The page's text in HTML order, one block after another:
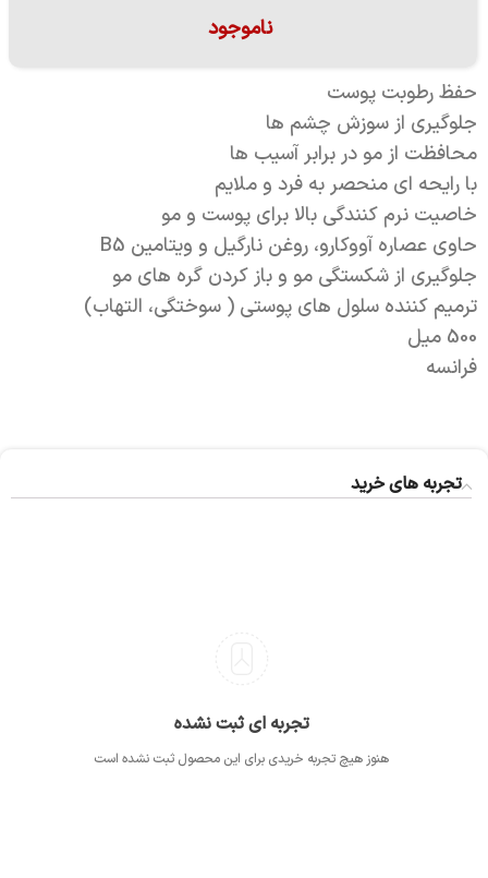
ناموجود
حفظ رطوبت پوست
جلوگیری از سوزش چشم ها
محافظت از مو در برابر آسیب ها
با رایحه ای منحصر به فرد و ملایم
خاصیت نرم کنندگی بالا برای پوست و مو
حاوی عصاره آووکارو، روغن نارگیل و ویتامین B5
جلوگیری از شکستگی مو و باز کردن گره های مو
ترمیم کننده سلول های پوستی ( سوختگی، التهاب)
500 میل
فرانسه
تجربه های خرید
تجربه ای ثبت نشده
هنوز هیچ تجربه خریدی برای این محصول ثبت نشده است